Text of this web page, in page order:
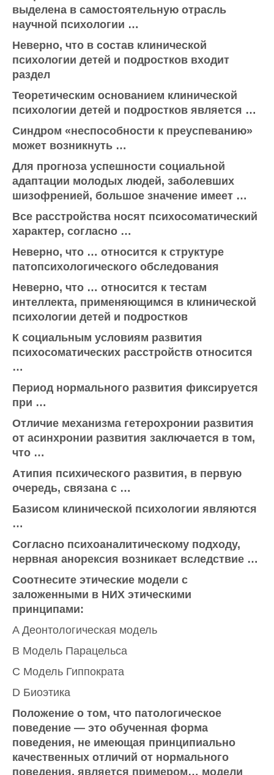
выделена в самостоятельную отрасль
научной психологии …
Неверно, что в состав клинической
психологии детей и подростков входит
раздел
Теоретическим основанием клинической
психологии детей и подростков является …
Синдром «неспособности к преуспеванию»
может возникнуть …
Для прогноза успешности социальной
адаптации молодых людей, заболевших
шизофренией, большое значение имеет …
Все расстройства носят психосоматический
характер, согласно …
Неверно, что … относится к структуре
патопсихологического обследования
Неверно, что … относится к тестам
интеллекта, применяющимся в клинической
психологии детей и подростков
К социальным условиям развития
психосоматических расстройств относится
…
Период нормального развития фиксируется
при …
Отличие механизма гетерохронии развития
от асинхронии развития заключается в том,
что …
Атипия психического развития, в первую
очередь, связана с …
Базисом клинической психологии являются
…
Согласно психоаналитическому подходу,
нервная анорексия возникает вследствие …
Соотнесите этические модели с
заложенными в НИХ этическими
принципами:
A Деонтологическая модель
B Модель Парацельса
C Модель Гиппократа
D Биоэтика
Положение о том, что патологическое
поведение — это обученная форма
поведения, не имеющая принципиально
качественных отличий от нормального
поведения, является примером… модели